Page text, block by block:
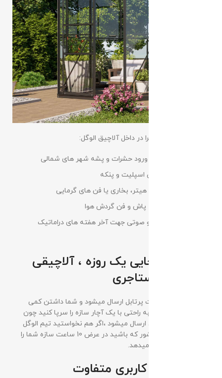
سایر امکانات قابل اجرا در داخل آلاچیق الوگل:
توری برای حفاظت ورود حشرات و پشه شهر های شمالی
سیستم سرمایشی اسپلیت و پنکه
سیستم گرمایشی هیتر، بخاری یا فن های گرمایی
سیستم تهویه مه پاش و فن گردش هوا
سیستم تصویری و صوتی جهت آخر هفته های دراماتیک
نصب و جابجایی یک روزه ، آلاچیقی
برای خانه مستاجری
این محصول به صورت پرتابل ارسال میشود و شما داشتن کمی
دانش فنی میتوانید به راحتی با یک آچار سازه را سرپا کنید چون
نقشه نصب همراهش ارسال میشود ،اگر هم نخواستید تیم الوگل
سرویس هر کجای کشور که باشید در عرض 10 ساعت سازه شما را
مونتاژ و تحویل شما میدهد.
آلاچیق برای کاربری متفاوت